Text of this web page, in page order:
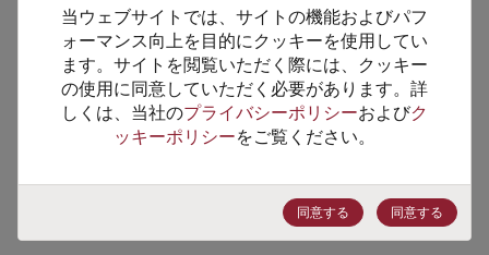
HTSコード 8542.39.0090
ECCN番号 EAR99
代替製品のご提案
当ウェブサイトでは、サイトの機能およびパフ
ォーマンス向上を目的にクッキーを使用してい
ます。サイトを閲覧いただく際には、クッキー
の使用に同意していただく必要があります。詳
しくは、当社のプライバシーポリシーおよびク
ッキーポリシーをご覧ください。
同意する 同意する